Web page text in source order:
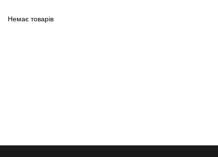
Немає товарів